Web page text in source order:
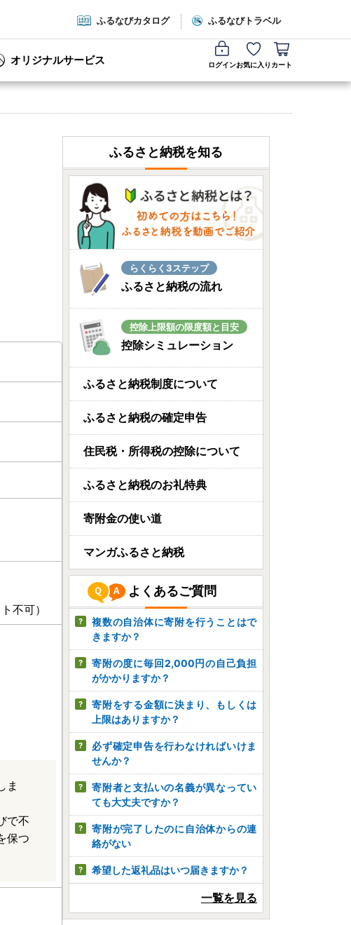
ふるなびカタログ ふるなびトラベル
オリジナルサービス ログインお気に入り カート
不可）
ま
で不
保つ
ふるさと納税を知る
らくらく3ステップ
ふるさと納税の流れ
控除上限額の限度額と目安
控除シミュレーション
ふるさと納税制度について
ふるさと納税の確定申告
住民税・所得税の控除について
ふるさと納税のお礼特典
寄附金の使い道
マンガふるさと納税
よくあるご質問
複数の自治体に寄附を行うことはで
きますか？
寄附の度に毎回2,000円の自己負担
がかかりますか？
寄附をする金額に決まり、もしくは
上限はありますか？
必ず確定申告を行わなければいけま
せんか？
寄附者と支払いの名義が異なってい
ても大丈夫ですか？
寄附が完了したのに自治体からの連
絡がない
希望した返礼品はいつ届きますか？
一覧を見る